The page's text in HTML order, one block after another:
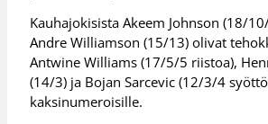
Kauhajokisista Akeem Johnson (18/
Andre Williamson (15/13) olivat
Antwine Williams (17/5/5 riistoa),
(14/3) ja Bojan Sarcevic (12/3/4
kaksinumeroisille.